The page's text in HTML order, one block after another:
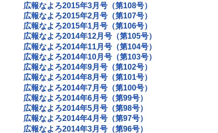
広報なよろ2015年3月号（第108号）
広報なよろ2015年2月号（第107号）
広報なよろ2015年1月号（第106号）
広報なよろ2014年12月号（第105号）
広報なよろ2014年11月号（第104号）
広報なよろ2014年10月号（第103号）
広報なよろ2014年9月号（第102号）
広報なよろ2014年8月号（第101号）
広報なよろ2014年7月号（第100号）
広報なよろ2014年6月号（第99号）
広報なよろ2014年5月号（第98号）
広報なよろ2014年4月号（第97号）
広報なよろ2014年3月号（第96号）